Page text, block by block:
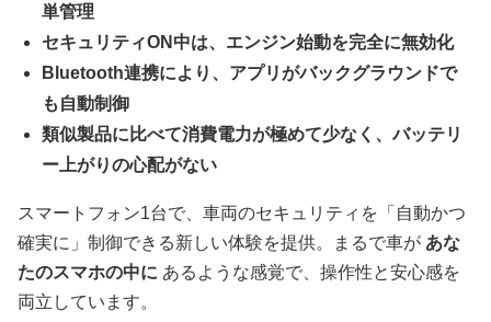
単管理
セキュリティON中は、エンジン始動を完全に無効化
Bluetooth連携により、アプリがバックグラウンドで
も自動制御
類似製品に比べて消費電力が極めて少なく、バッテリ
ー上がりの心配がない
スマートフォン1台で、車両のセキュリティを「自動かつ
確実に」制御できる新しい体験を提供。まるで車が あな
たのスマホの中に あるような感覚で、操作性と安心感を
両立しています。